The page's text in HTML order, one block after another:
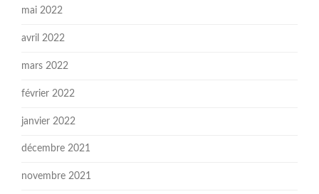
mai 2022
avril 2022
mars 2022
février 2022
janvier 2022
décembre 2021
novembre 2021